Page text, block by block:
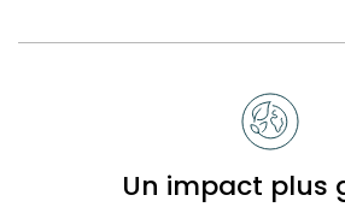
Un impact plus